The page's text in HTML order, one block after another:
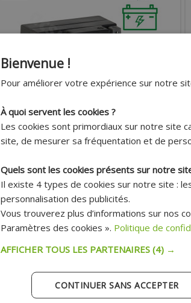
Livraison 7.95€
Offerte dès
BATTERIE ADAPTABLE 12-4S 12V 5AH SANS
ENTRETIEN SLA TECHNOLOGIE AGM POUR
SCOOTER MBK BOOSTER, YAMAHA BWS, DERBI
SENDA ET AUTRES
Prix :19.79 €
Bienvenue !
Pour améliorer votre expérience sur notre
À quoi servent les cookies ?
Les cookies sont primordiaux sur notre site
site, de mesurer sa fréquentation et de
Quels sont les cookies présents sur notre
Il existe 4 types de cookies sur notre site :
personnalisation des publicités.
Vous trouverez plus d’informations sur nos
Paramètres des cookies ». Politique de
AFFICHER TOUS LES PARTENAIRES (4) →
CONTINUER SANS ACCEPTER